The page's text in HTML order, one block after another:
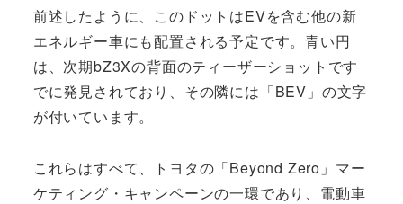
前述したように、このドットはEVを含む他の新
エネルギー車にも配置される予定です。青い円
は、次期bZ3Xの背面のティーザーショットです
でに発見されており、その隣には「BEV」の文字
が付いています。
これらはすべて、トヨタの「Beyond Zero」マー
ケティング・キャンペーンの一環であり、電動車